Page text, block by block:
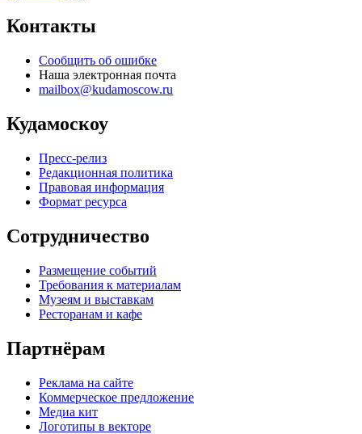
Контакты
Сообщить об ошибке
Наша электронная почта
mailbox@kudamoscow.ru
Кудамоскоу
Пресс-релиз
Редакционная политика
Правовая информация
Формат ресурса
Сотрудничество
Размещение событий
Требования к материалам
Музеям и выставкам
Ресторанам и кафе
Партнёрам
Реклама на сайте
Коммерческое предложение
Медиа кит
Логотипы в векторе